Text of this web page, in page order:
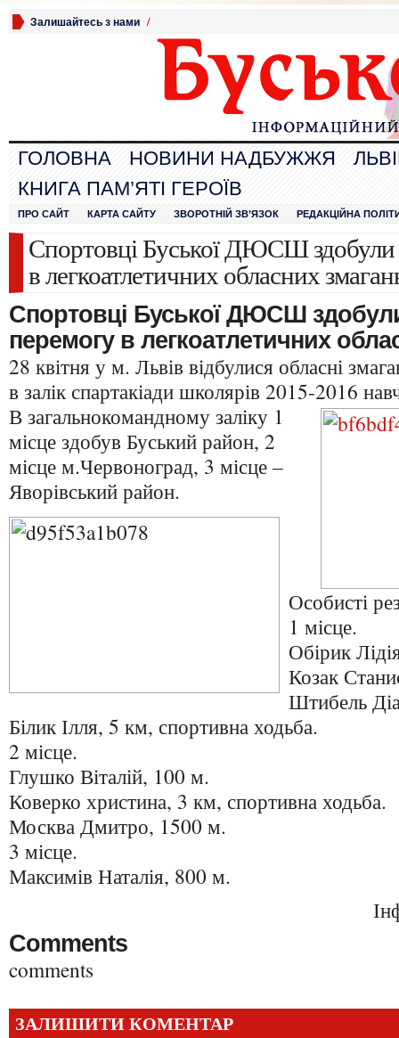
Залишайтесь з нами /
ГОЛОВНА НОВИНИ НАДБУЖЖЯ
КНИГА ПАМ’ЯТІ ГЕРОЇВ
ПРО САЙТ КАРТА САЙТУ ЗВОРОТНІЙ ЗВ’ЯЗОК РЕДАКЦІЙНА
Спортовці Буської ДЮСШ здобули
в легкоатлетичних обласних
Спортовці Буської ДЮСШ
перемогу в легкоатлетичних
28 квітня у м. Львів відбулися обласні
в залік спартакіади школярів 2015-2016
В загальнокомандному заліку 1
місце здобув Буський район, 2
місце м.Червоноград, 3 місце –
Яворівський район.
Особисті
1 місце.
Обірик
Козак
Штибель
Білик Ілля, 5 км, спортивна ходьба.
2 місце.
Глушко Віталій, 100 м.
Коверко христина, 3 км, спортивна ходьба.
Москва Дмитро, 1500 м.
3 місце.
Максимів Наталія, 800 м.
Comments
comments
ЗАЛИШИТИ КОМЕНТАР